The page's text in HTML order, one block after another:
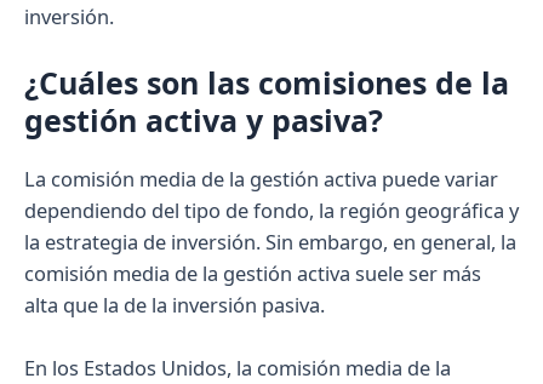
inversión.
¿Cuáles son las comisiones de la
gestión activa y pasiva?
La comisión media de la gestión activa puede variar
dependiendo del tipo de fondo, la región geográfica y
la estrategia de inversión. Sin embargo, en general, la
comisión media de la gestión activa suele ser más
alta que la de la inversión pasiva.
En los Estados Unidos, la comisión media de la